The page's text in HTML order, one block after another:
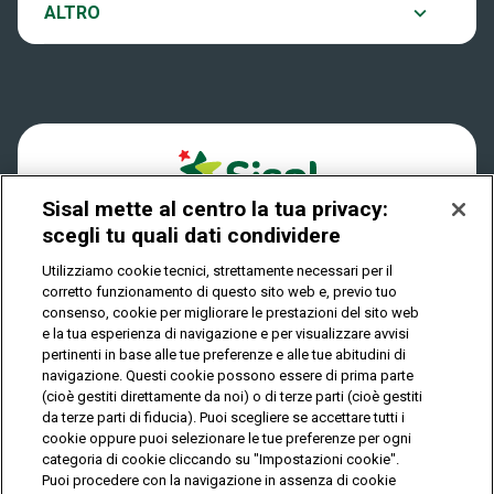
Play Your Date
Dove si gioca
Quanto si vince
Come riscuotere
ALTRO
Notifiche
Privacy
IL GIOCO È VIETATO AI MINORI E PUÒ CAUSARE
DIPENDENZA PATOLOGICA
© Copyright Sisal Italia S.p.A. - P.I. 02433760135
Privacy Cookies
Mappa
del
sito
Sisal mette al centro la tua privacy:
scegli tu quali dati condividere
Utilizziamo cookie tecnici, strettamente necessari per il
corretto funzionamento di questo sito web e, previo tuo
consenso, cookie per migliorare le prestazioni del sito web
e la tua esperienza di navigazione e per visualizzare avvisi
pertinenti in base alle tue preferenze e alle tue abitudini di
navigazione. Questi cookie possono essere di prima parte
(cioè gestiti direttamente da noi) o di terze parti (cioè gestiti
da terze parti di fiducia). Puoi scegliere se accettare tutti i
cookie oppure puoi selezionare le tue preferenze per ogni
categoria di cookie cliccando su "Impostazioni cookie".
Puoi procedere con la navigazione in assenza di cookie